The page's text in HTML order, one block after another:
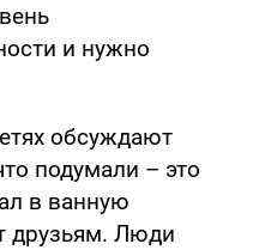
и нужно
обсуждают
подумали – это
в ванную
друзьям. Люди